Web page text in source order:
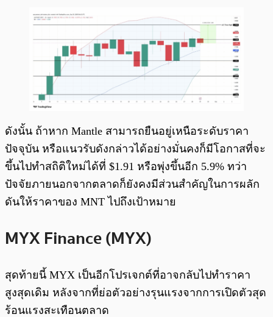
ดังนั้น ถ้าหาก Mantle สามารถยืนอยู่เหนือระดับราคา
ปัจจุบัน หรือแนวรับดังกล่าวได้อย่างมั่นคงก็มีโอกาสที่จะ
ขึ้นไปทำสถิติใหม่ได้ที่ $1.91 หรือพุ่งขึ้นอีก 5.9% ทว่า
ปัจจัยภายนอกจากตลาดก็ยังคงมีส่วนสำคัญในการผลัก
ดันให้ราคาของ MNT ไปถึงเป้าหมาย
MYX Finance (MYX)
สุดท้ายนี้ MYX เป็นอีกโปรเจกต์ที่อาจกลับไปทำราคา
สูงสุดเดิม หลังจากที่ย่อตัวอย่างรุนแรงจากการเปิดตัวสุด
ร้อนแรงสะเทือนตลาด